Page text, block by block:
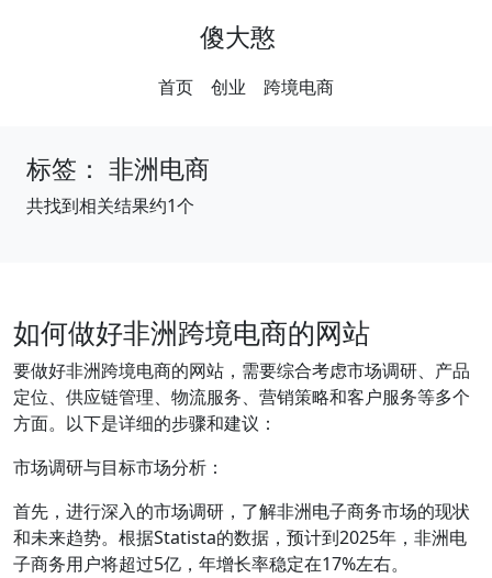
傻大憨
首页 创业 跨境电商
标签： 非洲电商
共找到相关结果约1个
如何做好非洲跨境电商的网站
要做好非洲跨境电商的网站，需要综合考虑市场调研、产品
定位、供应链管理、物流服务、营销策略和客户服务等多个
方面。以下是详细的步骤和建议：
市场调研与目标市场分析：
首先，进行深入的市场调研，了解非洲电子商务市场的现状
和未来趋势。根据Statista的数据，预计到2025年，非洲电
子商务用户将超过5亿，年增长率稳定在17%左右。